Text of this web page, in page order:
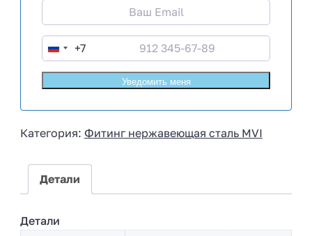
R
u
s
a
7
+7
Категория: Фитинг нержавеющая сталь MVI
Детали
Детали